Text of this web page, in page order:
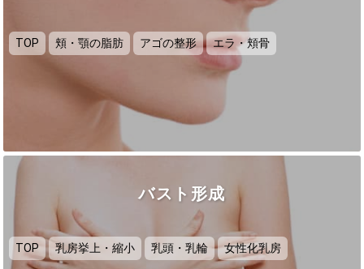
TOP 頬・顎の脂肪 アゴの整形 エラ・頬骨
バスト形成
TOP 乳房挙上・縮小 乳頭・乳輪 女性化乳房